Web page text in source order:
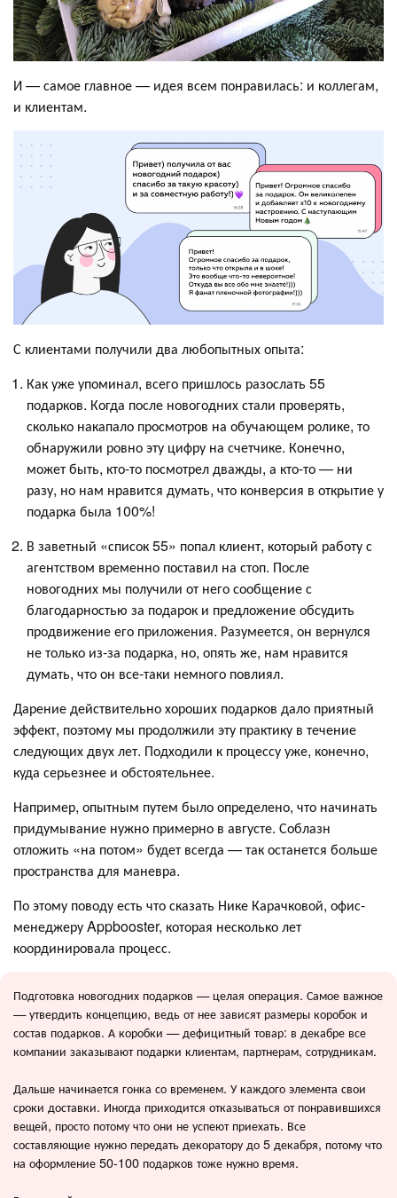
И — самое главное — идея всем понравилась: и коллегам,
и клиентам.
С клиентами получили два любопытных опыта:
Как уже упоминал, всего пришлось разослать 55
подарков. Когда после новогодних стали проверять,
сколько накапало просмотров на обучающем ролике, то
обнаружили ровно эту цифру на счетчике. Конечно,
может быть, кто-то посмотрел дважды, а кто-то — ни
разу, но нам нравится думать, что конверсия в открытие у
подарка была 100%!
В заветный «список 55» попал клиент, который работу с
агентством временно поставил на стоп. После
новогодних мы получили от него сообщение с
благодарностью за подарок и предложение обсудить
продвижение его приложения. Разумеется, он вернулся
не только из-за подарка, но, опять же, нам нравится
думать, что он все-таки немного повлиял.
Дарение действительно хороших подарков дало приятный
эффект, поэтому мы продолжили эту практику в течение
следующих двух лет. Подходили к процессу уже, конечно,
куда серьезнее и обстоятельнее.
Например, опытным путем было определено, что начинать
придумывание нужно примерно в августе. Соблазн
отложить «на потом» будет всегда — так останется больше
пространства для маневра.
По этому поводу есть что сказать Нике Карачковой, офис-
менеджеру Appbooster, которая несколько лет
координировала процесс.
Подготовка новогодних подарков — целая операция. Самое важное
— утвердить концепцию, ведь от нее зависят размеры коробок и
состав подарков. А коробки — дефицитный товар: в декабре все
компании заказывают подарки клиентам, партнерам, сотрудникам.
Дальше начинается гонка со временем. У каждого элемента свои
сроки доставки. Иногда приходится отказываться от понравившихся
вещей, просто потому что они не успеют приехать. Все
составляющие нужно передать декоратору до 5 декабря, потому что
на оформление 50-100 подарков тоже нужно время.